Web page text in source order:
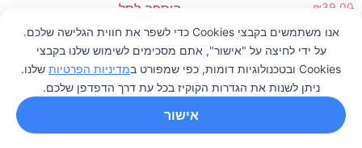
₪39.00
הוספה לסל
הוספה לסל
0
אנו משתמשים בקבצי Cookies כדי לשפר את חווית הגלישה שלכם.
על ידי לחיצה על "אישור", אתם מסכימים לשימוש שלנו בקבצי
Cookies ובטכנולוגיות דומות, כפי שמפורט ב
מדיניות הפרטיות שלנו.
ניתן לשנות את הגדרות הקוקיז בכל עת דרך הדפדפן שלכם.
אישור